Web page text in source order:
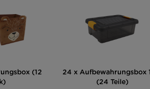
(12
24 x Aufbewahrungsbox
(24 Teile)